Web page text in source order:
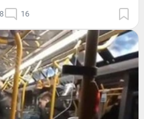
16